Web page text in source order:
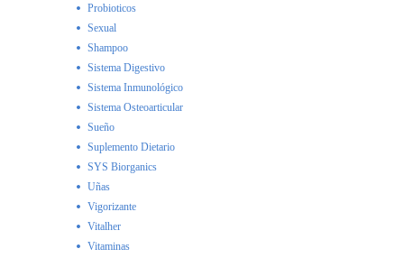
Probioticos
Sexual
Shampoo
Sistema Digestivo
Sistema Inmunológico
Sistema Osteoarticular
Sueño
Suplemento Dietario
SYS Biorganics
Uñas
Vigorizante
Vitalher
Vitaminas